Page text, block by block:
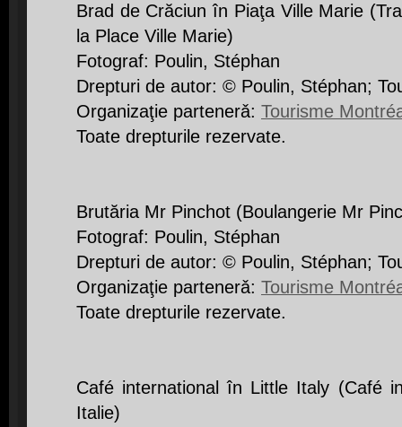
Brad de Crăciun în Piaţa Ville Marie
la Place Ville Marie)
Fotograf: Poulin, Stéphan
Drepturi de autor: © Poulin, Stéphan;
Organizaţie partenerǎ: Tourisme
Toate drepturile rezervate.
Brutăria Mr Pinchot (Boulangerie Mr
Fotograf: Poulin, Stéphan
Drepturi de autor: © Poulin, Stéphan;
Organizaţie partenerǎ: Tourisme
Toate drepturile rezervate.
Café international în Little Italy (Café
Italie)